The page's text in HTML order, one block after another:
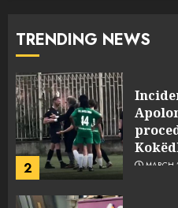
TRENDING NEWS
1
2 MARCH